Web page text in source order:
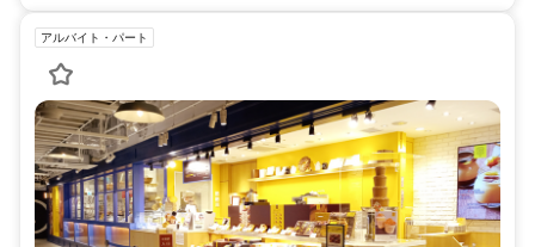
アルバイト・パート